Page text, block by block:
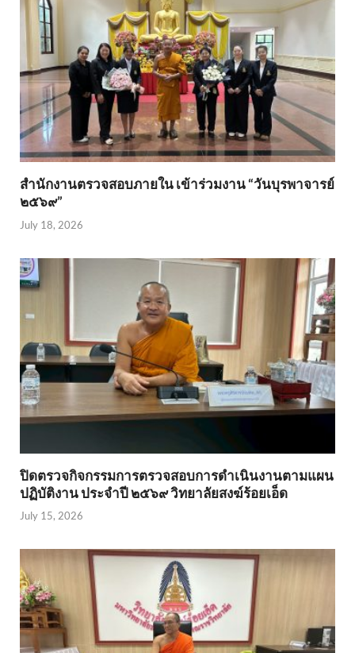
สำนักงานตรวจสอบภายใน เข้าร่วมงาน “วันบุรพาจารย์
๒๕๖๙”
July 18, 2026
ปิดตรวจกิจกรรมการตรวจสอบการดำเนินงานตามแผน
ปฏิบัติงาน ประจำปี ๒๕๖๙ วิทยาลัยสงฆ์ร้อยเอ็ด
July 15, 2026